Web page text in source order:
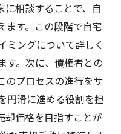
に相談することで、自
ます。この段階で自宅
ミングについて詳しく
す。次に、債権者との
のプロセスの進行をサ
円滑に進める役割を担
却価格を目指すことが